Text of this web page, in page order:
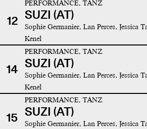
12
PERFORMANCE, TANZ
SUZI (AT)
Sophie Germanier, Lan Perces, Jessica
Kenel
14
PERFORMANCE, TANZ
SUZI (AT)
Sophie Germanier, Lan Perces, Jessica
Kenel
15
PERFORMANCE, TANZ
SUZI (AT)
Sophie Germanier, Lan Perces, Jessica